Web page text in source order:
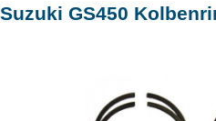
Suzuki GS450